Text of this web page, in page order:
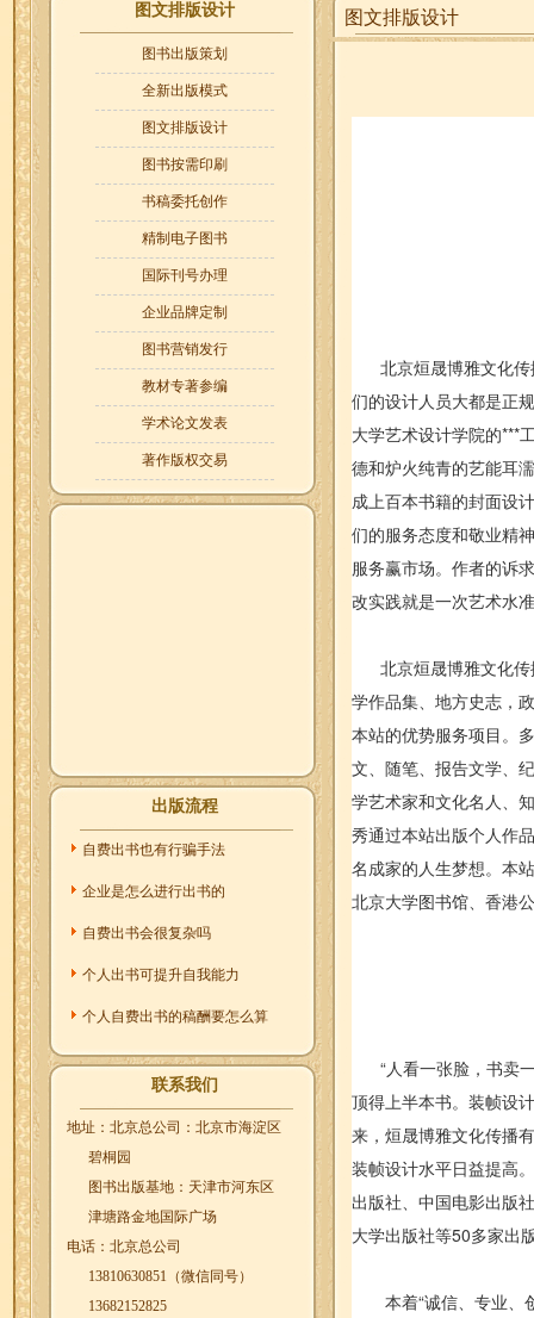
图文排版设计
图书出版策划
全新出版模式
图文排版设计
图书按需印刷
书稿委托创作
精制电子图书
国际刊号办理
企业品牌定制
图书营销发行
教材专著参编
学术论文发表
著作版权交易
出版流程
自费出书也有行骗手法
企业是怎么进行出书的
自费出书会很复杂吗
个人出书可提升自我能力
个人自费出书的稿酬要怎么算
联系我们
地址：北京总公司：北京市海淀区
碧桐园
图书出版基地：天津市河东区
津塘路金地国际广场
电话：北京总公司
13810630851（微信同号）
13682152825
图文排版设计
北京烜晟博雅文化传
们的设计人员大都是正
大学艺术设计学院的***
德和炉火纯青的艺能耳
成上百本书籍的封面设
们的服务态度和敬业精
服务赢市场。作者的诉
改实践就是一次艺术水
北京烜晟博雅文化传
学作品集、地方史志，
本站的优势服务项目。
文、随笔、报告文学、
学艺术家和文化名人、
秀通过本站出版个人作
名成家的人生梦想。本
北京大学图书馆、香港
“人看一张脸，书卖一
顶得上半本书。装帧设
来，烜晟博雅文化传播
装帧设计水平日益提高
出版社、中国电影出版
大学出版社等50多家出
本着“诚信、专业、创